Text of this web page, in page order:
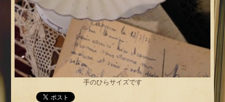
手のひらサイズです